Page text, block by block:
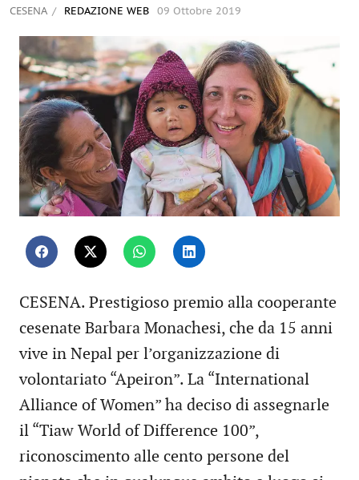
CESENA REDAZIONE WEB 09 Ottobre 2019
CESENA. Prestigioso premio alla cooperante
cesenate Barbara Monachesi, che da 15 anni
vive in Nepal per l’organizzazione di
volontariato “Apeiron”. La “International
Alliance of Women” ha deciso di assegnarle
il “Tiaw World of Difference 100”,
riconoscimento alle cento persone del